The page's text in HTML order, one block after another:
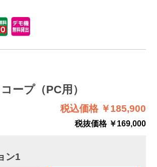
ープ（PC用）
税込価格 ￥185,900
税抜価格 ￥169,000
ン1